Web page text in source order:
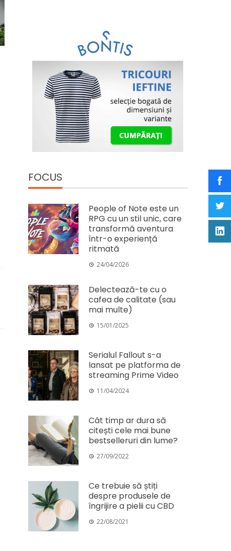
FOCUS
People of Note este un
RPG cu un stil unic, care
transformă aventura
într-o experiență
ritmată
24/04/2026
Delectează-te cu o
cafea de calitate (sau
mai multe)
15/01/2025
Serialul Fallout s-a
lansat pe platforma de
streaming Prime Video
11/04/2024
Cât timp ar dura să
citești cele mai bune
bestselleruri din lume?
27/09/2022
Ce trebuie să știți
despre produsele de
îngrijire a pielii cu CBD
22/08/2021